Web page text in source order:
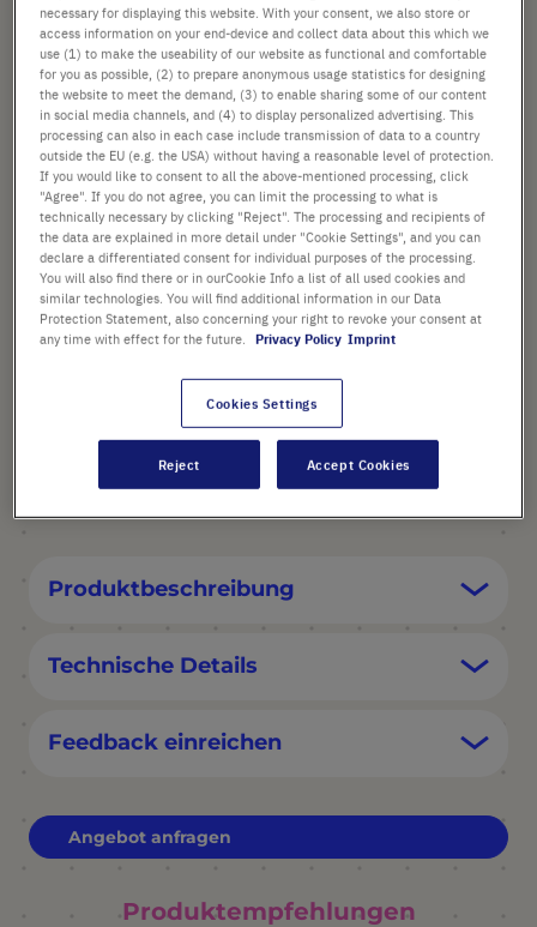
PRODUKT HIGHLIGHTS
Abmessungen (BxTxH): 133 x
107 x 56 mm (Deckel für zwei
Elemente)
Preis ist der Listenpreis. [*zzgl. MwSt. und Versandkosten]
Verfügbarkeit prüfen zzgl.Versand
- +
In
den
Warenkorb
4 Stück (1 Packung × 4 Stück)
Produktbeschreibung
Technische Details
Feedback einreichen
Angebot anfragen
Produktempfehlungen
necessary for displaying this website. With your consent, we also store or
access information on your end-device and collect data about this which we
use (1) to make the useability of our website as functional and comfortable
for you as possible, (2) to prepare anonymous usage statistics for designing
the website to meet the demand, (3) to enable sharing some of our content
in social media channels, and (4) to display personalized advertising. This
processing can also in each case include transmission of data to a country
outside the EU (e.g. the USA) without having a reasonable level of protection.
If you would like to consent to all the above-mentioned processing, click
"Agree". If you do not agree, you can limit the processing to what is
technically necessary by clicking "Reject". The processing and recipients of
the data are explained in more detail under "Cookie Settings", and you can
declare a differentiated consent for individual purposes of the processing.
You will also find there or in ourCookie Info a list of all used cookies and
similar technologies. You will find additional information in our Data
Protection Statement, also concerning your right to revoke your consent at
any time with effect for the future.
Privacy Policy Imprint
Cookies Settings
Reject Accept Cookies